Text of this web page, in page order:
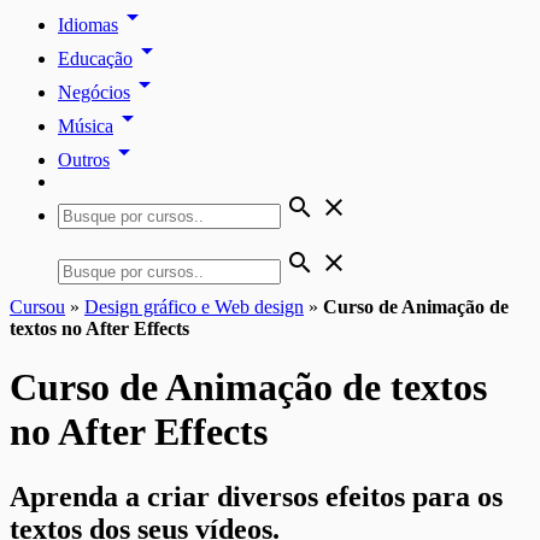
Idiomas arrow_drop_down
Educação arrow_drop_down
Negócios arrow_drop_down
Música arrow_drop_down
Outros arrow_drop_down
search close
search close
Cursou » Design gráfico e Web design » Curso de Animação de
textos no After Effects
Curso de Animação de textos
no After Effects
Aprenda a criar diversos efeitos para os
textos dos seus vídeos.